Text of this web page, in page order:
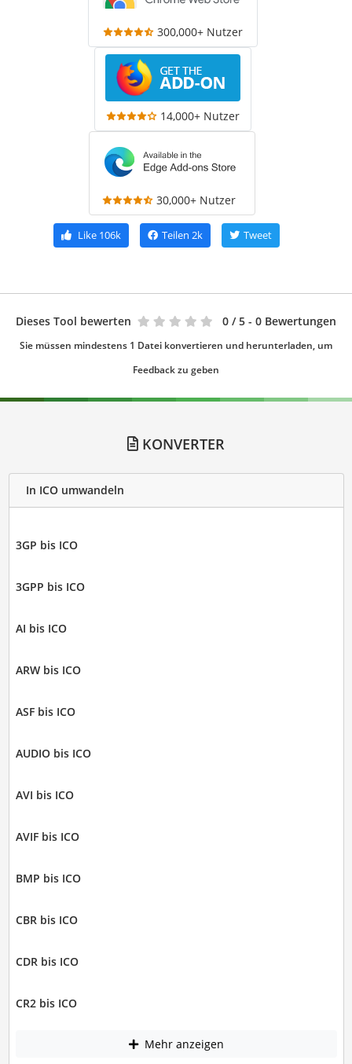
300,000+ Nutzer
14,000+ Nutzer
30,000+ Nutzer
Like 106k Teilen 2k Tweet
Dieses Tool bewerten 0 / 5 - 0 Bewertungen
Sie müssen mindestens 1 Datei konvertieren und herunterladen, um
Feedback zu geben
KONVERTER
In ICO umwandeln
3GP bis ICO
3GPP bis ICO
AI bis ICO
ARW bis ICO
ASF bis ICO
AUDIO bis ICO
AVI bis ICO
AVIF bis ICO
BMP bis ICO
CBR bis ICO
CDR bis ICO
CR2 bis ICO
Mehr anzeigen